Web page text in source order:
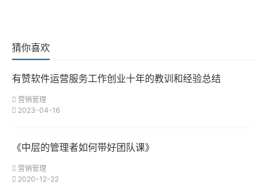
猜你喜欢
有赞软件运营服务工作创业十年的教训和经验总结
营销管理
2023-04-16
《中层的管理者如何带好团队课》
营销管理
2020-12-22